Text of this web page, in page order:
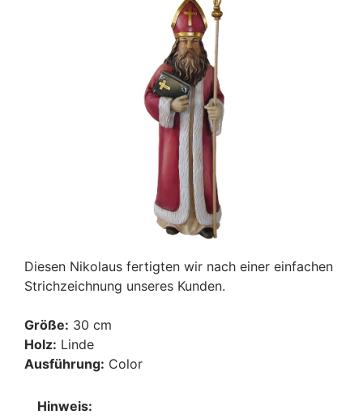
Diesen Nikolaus fertigten wir nach einer einfachen
Strichzeichnung unseres Kunden.
Größe: 30 cm
Holz: Linde
Ausführung: Color
Hinweis: